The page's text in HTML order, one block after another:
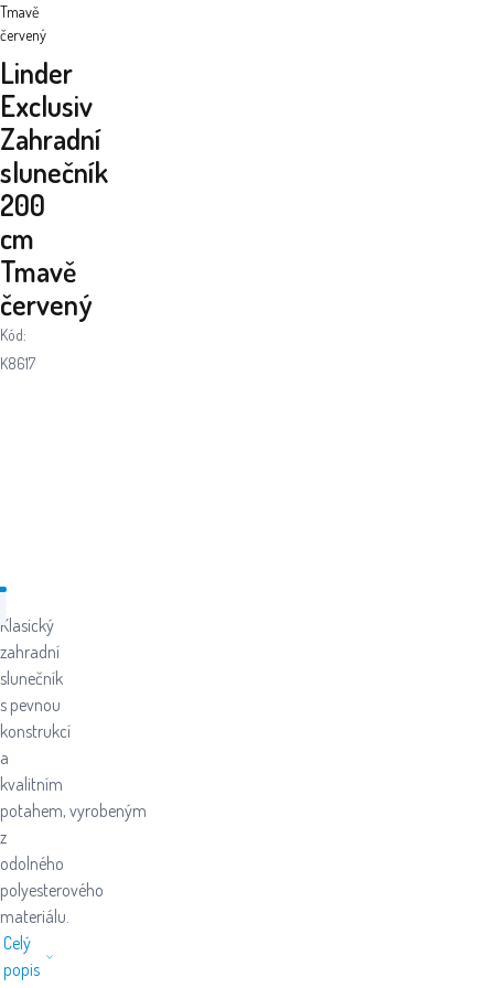
Tmavě
červený
Linder
Exclusiv
Zahradní
slunečník
200
cm
Tmavě
červený
Kód:
K8617
Klasický
zahradní
slunečník
s pevnou
konstrukcí
a
kvalitním
potahem, vyrobeným
z
odolného
polyesterového
materiálu.
Celý
popis